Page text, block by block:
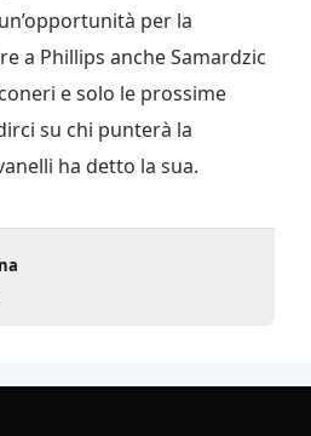
per la
a Phillips anche Samardzic
e solo le prossime
su chi punterà la
ha detto la sua.